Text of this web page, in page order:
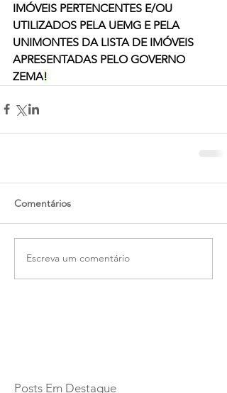
IMÓVEIS PERTENCENTES E/OU
UTILIZADOS PELA UEMG E PELA
UNIMONTES DA LISTA DE IMÓVEIS
APRESENTADAS PELO GOVERNO
ZEMA!
Comentários
Escreva um comentário
Posts Em Destaque